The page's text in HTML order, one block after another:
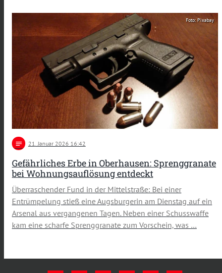
Foto: Pixabay
notes 21 . Januar 2026 16:42
Gefährliches Erbe in Oberhausen: Sprenggranate
bei Wohnungsauflösung entdeckt
Überraschender Fund in der Mittelstraße: Bei einer
Entrümpelung stieß eine Augsburgerin am Dienstag auf ein
Arsenal aus vergangenen Tagen. Neben einer Schusswaffe
kam eine scharfe Sprenggranate zum Vorschein, was …